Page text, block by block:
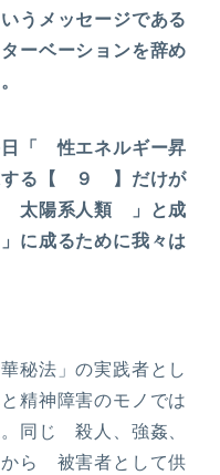
うメッセージである
ーベーションを辞め
日「 性エネルギー昇
する【 ９ 】だけが
太陽系人類 」と成
に成るために我々は
秘法」の実践者とし
精神障害のモノでは
同じ 殺人、強姦、
から 被害者として供